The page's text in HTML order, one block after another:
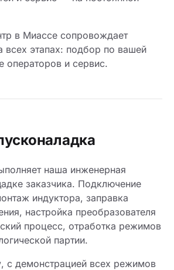
в Миассе сопровождает
всех этапах: подбор по вашей
операторов и сервис.
наша инженерная
заказчика. Подключение
индуктора, заправка
настройка преобразователя
процесс, отработка режимов
партии.
с демонстрацией всех режимов